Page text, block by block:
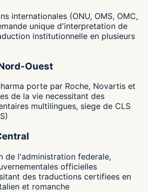
internationales (ONU, OMS, OMC,
unique d'interpretation de
institutionnelle en plusieurs
Ouest
porte par Roche, Novartis et
de la vie necessitant des
multilingues, siege de CLS
de l'administration federale,
officielles
des traductions certifiees en
et romanche